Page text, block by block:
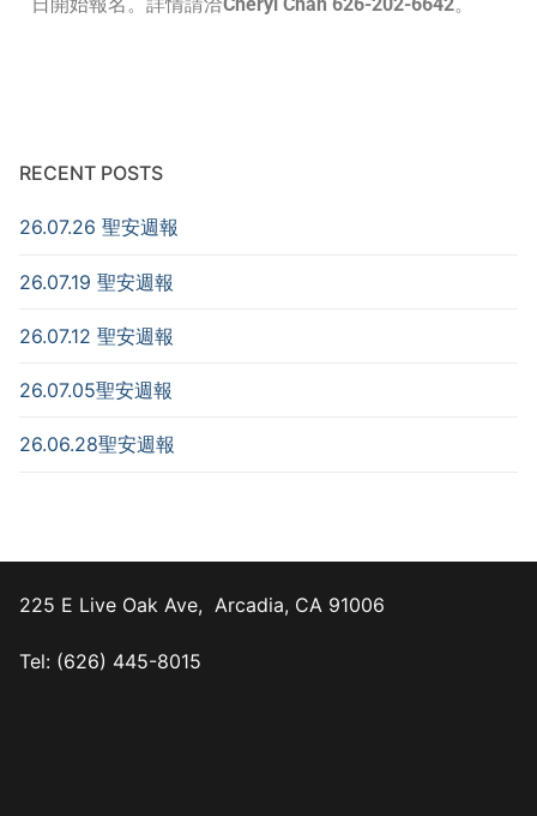
RECENT POSTS
26.07.26 聖安週報
26.07.19 聖安週報
26.07.12 聖安週報
26.07.05聖安週報
26.06.28聖安週報
225 E Live Oak Ave, Arcadia, CA 91006
Tel: (626) 445-8015